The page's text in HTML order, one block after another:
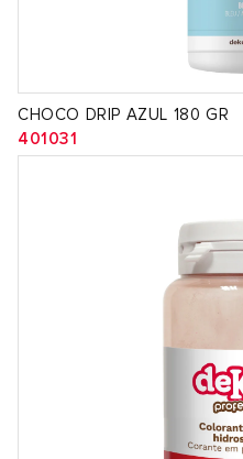
CHOCO DRIP AZUL 180 GR
401031